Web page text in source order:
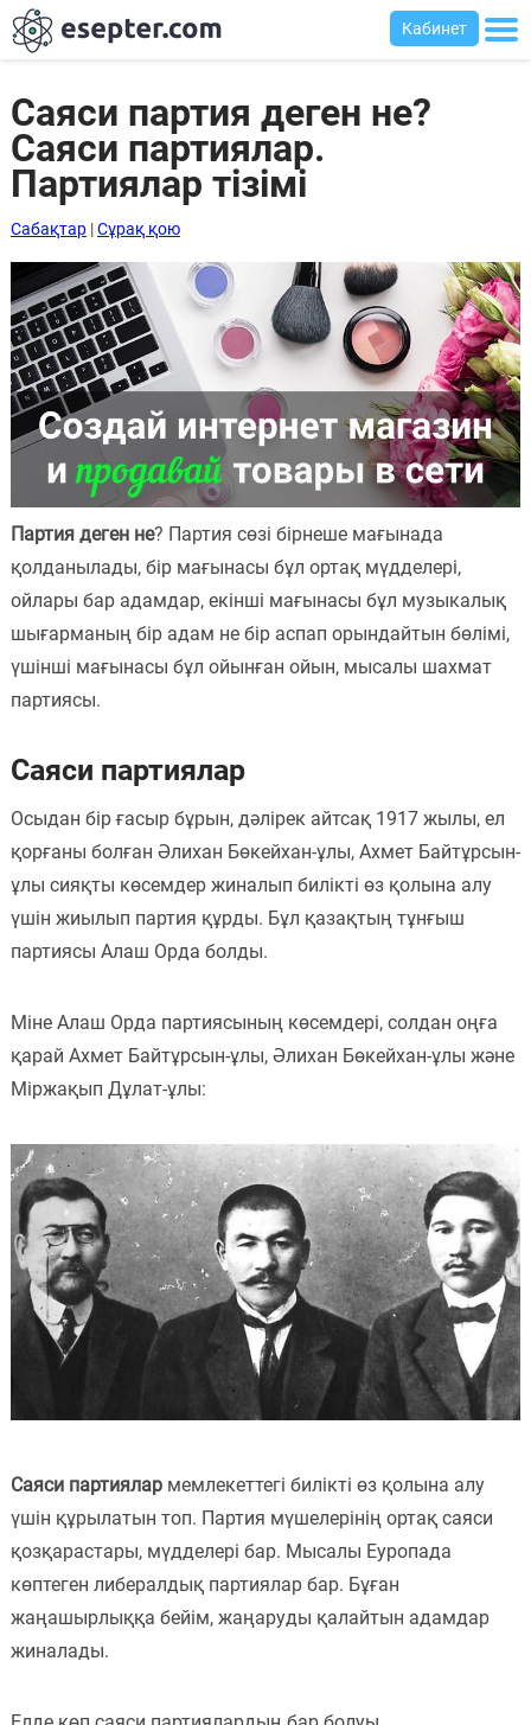
Сабақтар
Хабарландыру
тақтасы
Кіру
Қазақша-
ағылшынша
сөздік
Ағылшынша-
қазақша
сөздік
Пәндер
Кабинет
Саяси партия деген не?
Саяси партиялар.
Партиялар тізімі
Сабақтар|Сұрақ қою
Партия деген не? Партия сөзі бірнеше мағынада
қолданылады, бір мағынасы бұл ортақ мүдделері,
ойлары бар адамдар, екінші мағынасы бұл музыкалық
шығарманың бір адам не бір аспап орындайтын бөлімі,
үшінші мағынасы бұл ойынған ойын, мысалы шахмат
партиясы.
Саяси партиялар
Осыдан бір ғасыр бұрын, дәлірек айтсақ 1917 жылы, ел
қорғаны болған Әлихан Бөкейхан-ұлы, Ахмет Байтұрсын-
ұлы сияқты көсемдер жиналып билікті өз қолына алу
үшін жиылып партия құрды. Бұл қазақтың тұнғыш
партиясы Алаш Орда болды.
Міне Алаш Орда партиясының көсемдері, солдан оңға
қарай Ахмет Байтұрсын-ұлы, Әлихан Бөкейхан-ұлы және
Міржақып Дұлат-ұлы:
Саяси партиялармемлекеттегі билікті өз қолына алу
үшін құрылатын топ. Партия мүшелерінің ортақ саяси
қозқарастары, мүдделері бар. Мысалы Еуропада
көптеген либералдық партиялар бар. Бұған
жаңашырлыққа бейім, жаңаруды қалайтын адамдар
жиналады.